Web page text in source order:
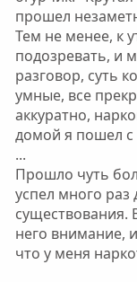
прошел
Тем не менее, к
подозревать, и
разговор, суть
умные, все
аккуратно,
домой я пошел
...
Прошло чуть
успел много раз
существования.
него внимание,
что у меня